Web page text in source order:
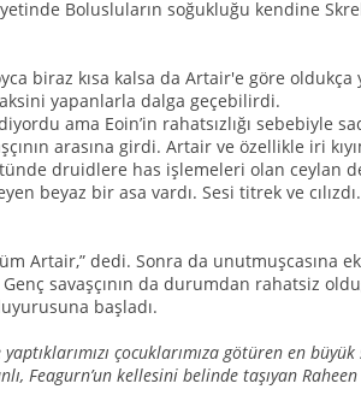
Bolusluların soğukluğu kendine
biraz kısa kalsa da Artair'e göre oldukça
yapanlarla dalga geçebilirdi.
ama Eoin’in rahatsızlığı sebebiyle
arasına girdi. Artair ve özellikle iri
druidlere has işlemeleri olan ceylan
beyaz bir asa vardı. Sesi titrek ve
Artair,” dedi. Sonra da unutmuşcasına
savaşçının da durumdan rahatsiz
başladı.
çocuklarımıza götüren en büyük
Feagurn’un kellesini belinde taşıyan